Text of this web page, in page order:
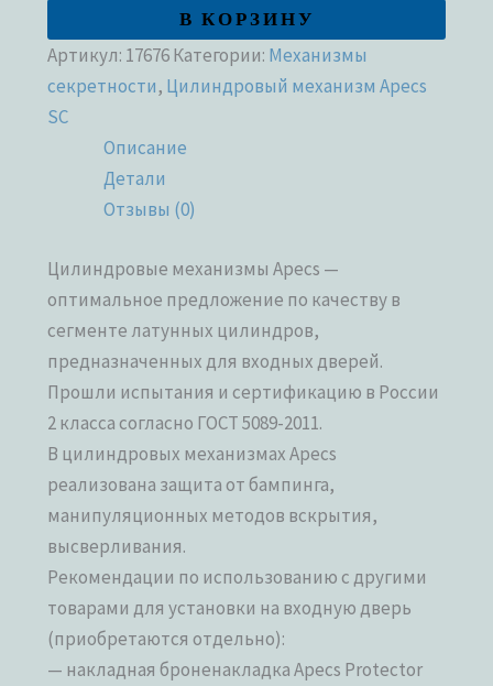
В КОРЗИНУ
Артикул: 17676Категории: Механизмы
секретности, Цилиндровый механизм Apecs
SC
Описание
Детали
Отзывы (0)
Цилиндровые механизмы Apecs —
оптимальное предложение по качеству в
сегменте латунных цилиндров,
предназначенных для входных дверей.
Прошли испытания и сертификацию в России
2 класса согласно ГОСТ 5089-2011.
В цилиндровых механизмах Apecs
реализована защита от бампинга,
манипуляционных методов вскрытия,
высверливания.
Рекомендации по использованию с другими
товарами для установки на входную дверь
(приобретаются отдельно):
— накладная броненакладка Apecs Protector